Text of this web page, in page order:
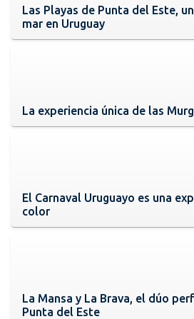
Las Playas de Punta del Este,
mar en Uruguay
La experiencia única de las
El Carnaval Uruguayo es una
color
La Mansa y La Brava, el dúo
Punta del Este